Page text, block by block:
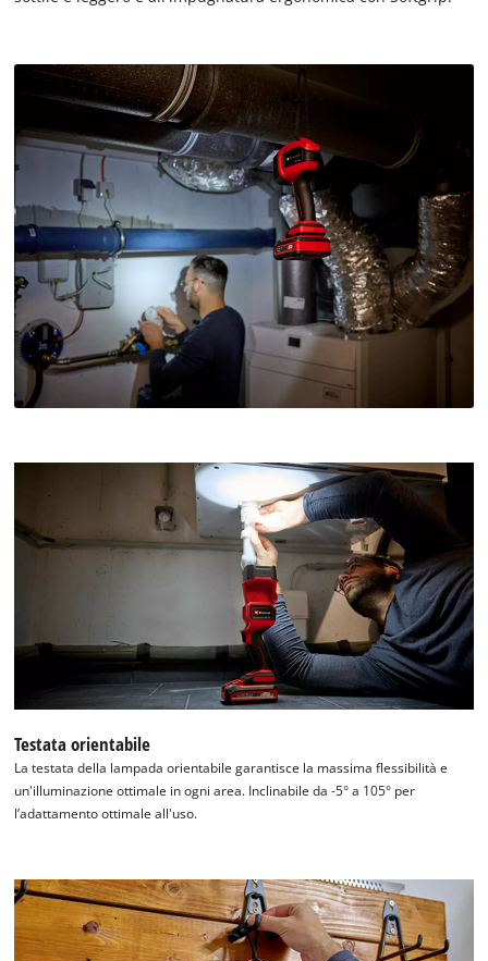
Testata orientabile
La testata della lampada orientabile garantisce la massima flessibilità e
un'illuminazione ottimale in ogni area. Inclinabile da -5° a 105° per
l’adattamento ottimale all'uso.